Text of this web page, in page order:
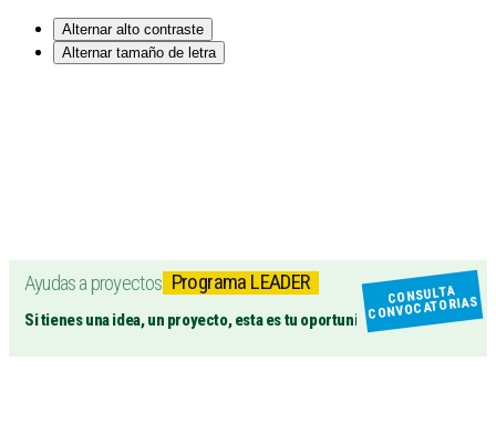
Alternar alto contraste
Alternar tamaño de letra
Ayudas a proyectos Programa LEADER
Si tienes una idea, un proyecto, esta es tu oportunidad
CONSULTA
CONVOCATORIAS